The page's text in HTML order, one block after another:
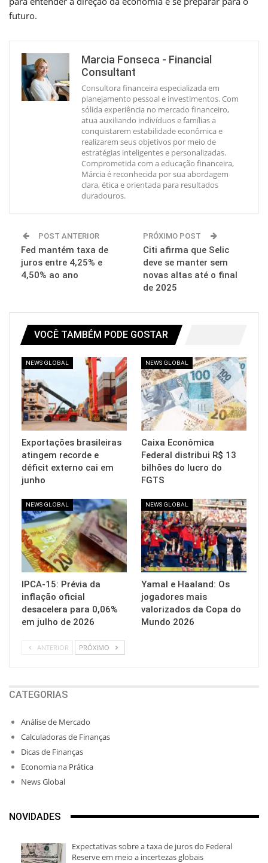
futuro.
Marcia Fonseca - Financial
Consultant
Consultora financeira especializada em
planejamento pessoal e investimentos. Com
sólida experiência no mercado financeiro,
atua auxiliando indivíduos e famílias a
conquistarem estabilidade econômica e
realizarem seus objetivos por meio de
estratégias inteligentes e personalizadas.
Comprometida com a educação financeira,
Márcia é reconhecida por sua abordagem
clara, ética e orientada para resultados
duradouros.
POST ANTERIOR
Fed mantém taxa de
juros entre 4,25% e
4,50% ao ano
PRÓXIMO POST
Citi afirma que Selic
deve se manter sem
novas altas até o final
de 2025
VOCÊ TAMBÉM PODE GOSTAR
NEWS GLOBAL
Exportações brasileiras
atingem recorde e
déficit externo cai em
junho
NEWS GLOBAL
Caixa Econômica
Federal distribui R$ 13
bilhões do lucro do
FGTS
NEWS GLOBAL
IPCA-15: Prévia da
inflação oficial
desacelera para 0,06%
em julho de 2026
NEWS GLOBAL
Yamal e Haaland: Os
jogadores mais
valorizados da Copa do
Mundo 2026
ANTERIOR PRÓXIMO
CATEGORIAS
Análise de Mercado
Calculadoras de Finanças
Dicas de Finanças
Economia na Prática
News Global
NOVIDADES
Expectativas sobre a taxa de juros do Federal
Reserve em meio a incertezas globais